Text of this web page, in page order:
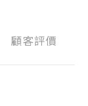
顧客評價